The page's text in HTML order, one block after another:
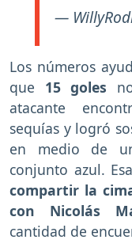
—
Los números
que 15 goles
atacante
sequías y logró
en medio de
conjunto azul.
compartir la
con Nicolás
cantidad de